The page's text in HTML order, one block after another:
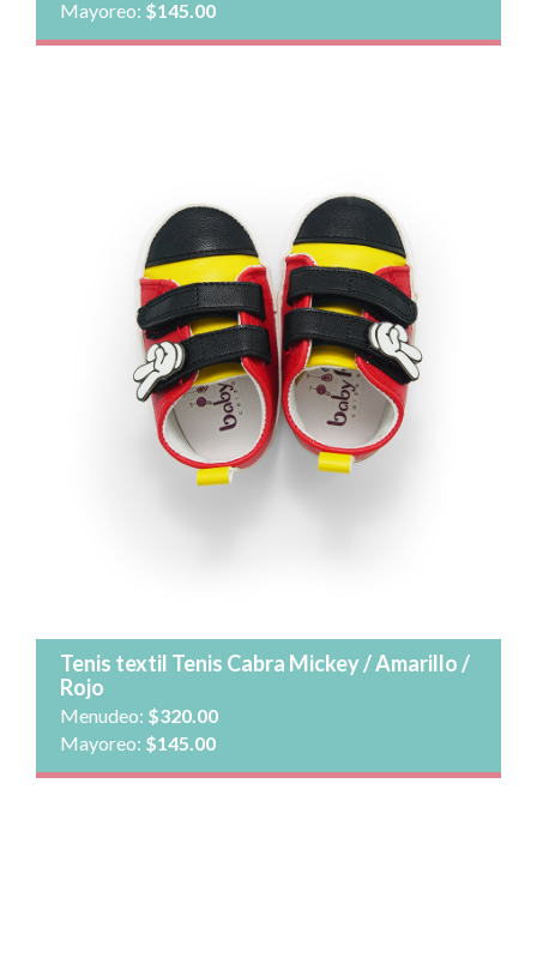
Mayoreo: $145.00
Tenis textil Tenis Cabra Mickey / Amarillo /
Rojo
Menudeo: $320.00
Mayoreo: $145.00
Talla:
Cantidad: